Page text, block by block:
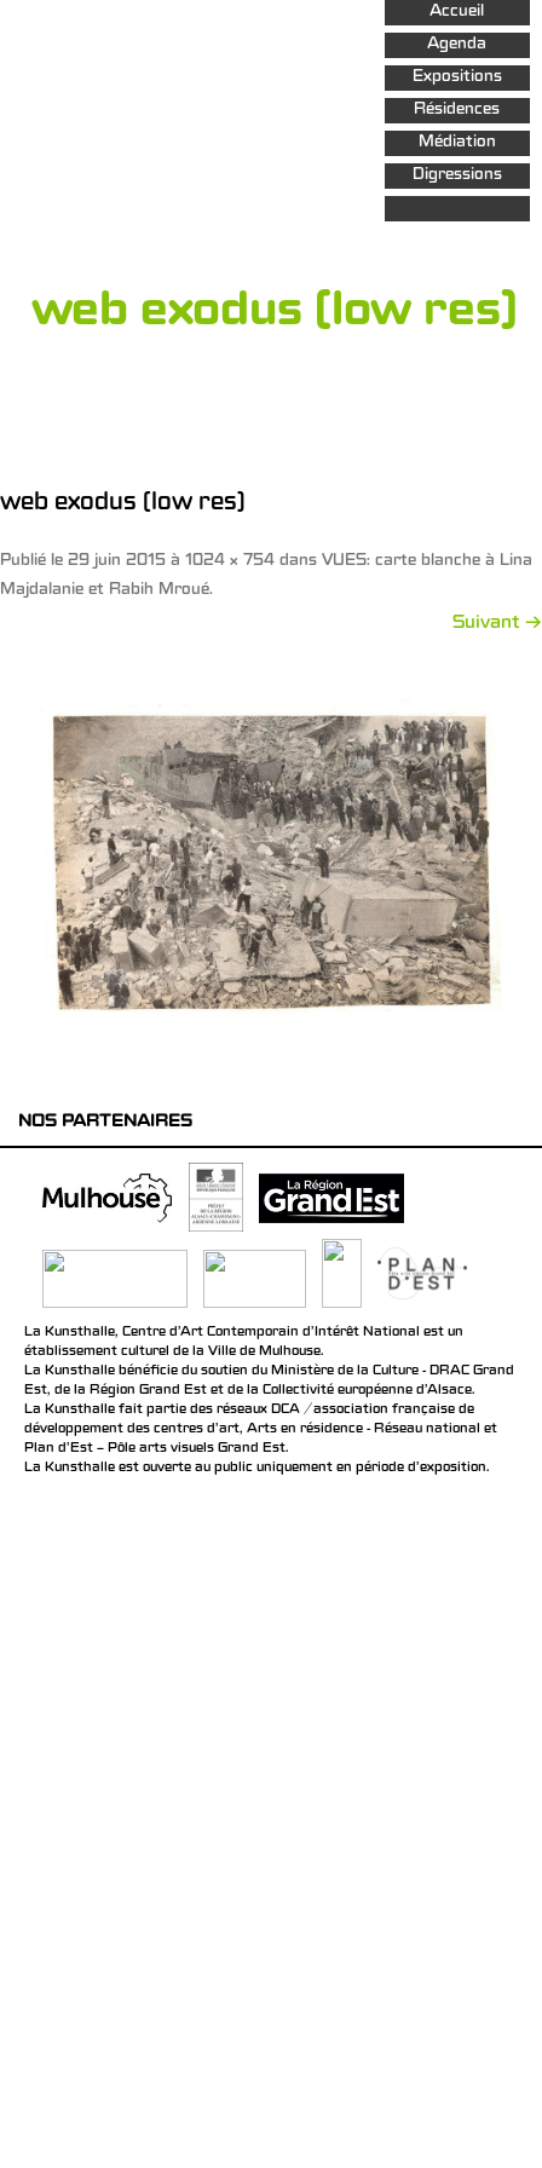
Aller au
contenu
principal
Accueil
Agenda
Expositions
Résidences
Médiation
Digressions
web exodus (low res)
web exodus (low res)
Publié le 29 juin 2015 à 1024 × 754 dans VUES: carte blanche à Lina
Majdalanie et Rabih Mroué.
Suivant →
NOS PARTENAIRES
La Kunsthalle, Centre d’Art Contemporain d’Intérêt National est un
établissement culturel de la Ville de Mulhouse.
La Kunsthalle bénéficie du soutien du Ministère de la Culture - DRAC Grand
Est, de la Région Grand Est et de la Collectivité européenne d’Alsace.
La Kunsthalle fait partie des réseaux DCA / association française de
développement des centres d'art, Arts en résidence - Réseau national et
Plan d’Est – Pôle arts visuels Grand Est.
La Kunsthalle est ouverte au public uniquement en période d'exposition.